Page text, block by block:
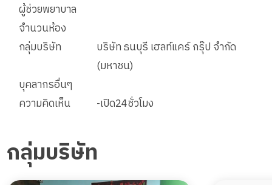
ผู้ช่วยพยาบาล
จำนวนห้อง
กลุ่มบริษัท
บริษัท ธนบุรี เฮลท์แคร์ กรุ๊ป จำกัด
(มหาชน)
บุคลากรอื่นๆ
ความคิดเห็น
-เปิด24ชั่วโมง
กลุ่มบริษัท